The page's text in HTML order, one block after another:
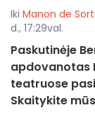
Iki Manon de
d., 17:29val.
Paskutinėje
apdovanotas
teatruose
Skaitykite